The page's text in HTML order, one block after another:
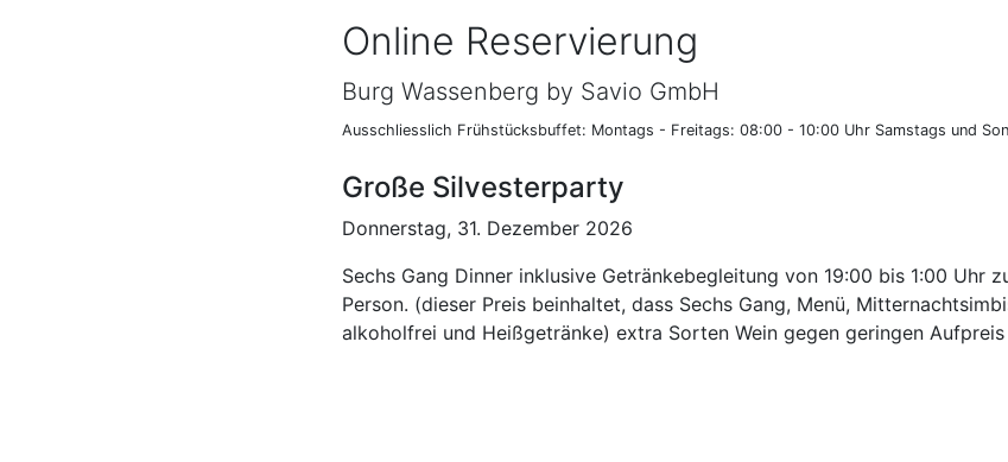
Online Reservierung
Burg Wassenberg by Savio GmbH
Ausschliesslich Frühstücksbuffet: Montags - Freitags: 08:00 - 10:00 Uhr Samstags und
Große Silvesterparty
Donnerstag, 31. Dezember 2026
Sechs Gang Dinner inklusive Getränkebegleitung von 19:00 bis 1:00 Uhr
Person. (dieser Preis beinhaltet, dass Sechs Gang, Menü,
alkoholfrei und Heißgetränke) extra Sorten Wein gegen geringen Aufpreis